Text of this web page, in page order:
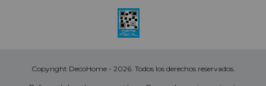
Copyright DecoHome - 2026. Todos los derechos reservados.